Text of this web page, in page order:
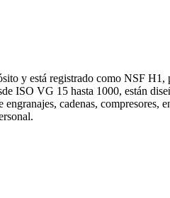
y está registrado como NSF
VG 15 hasta 1000, están
cadenas, compresores,